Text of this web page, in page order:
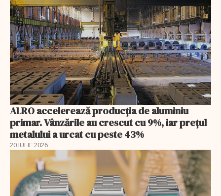
ALRO accelerează producția de aluminiu
primar. Vânzările au crescut cu 9%, iar prețul
metalului a urcat cu peste 43%
20 IULIE 2026